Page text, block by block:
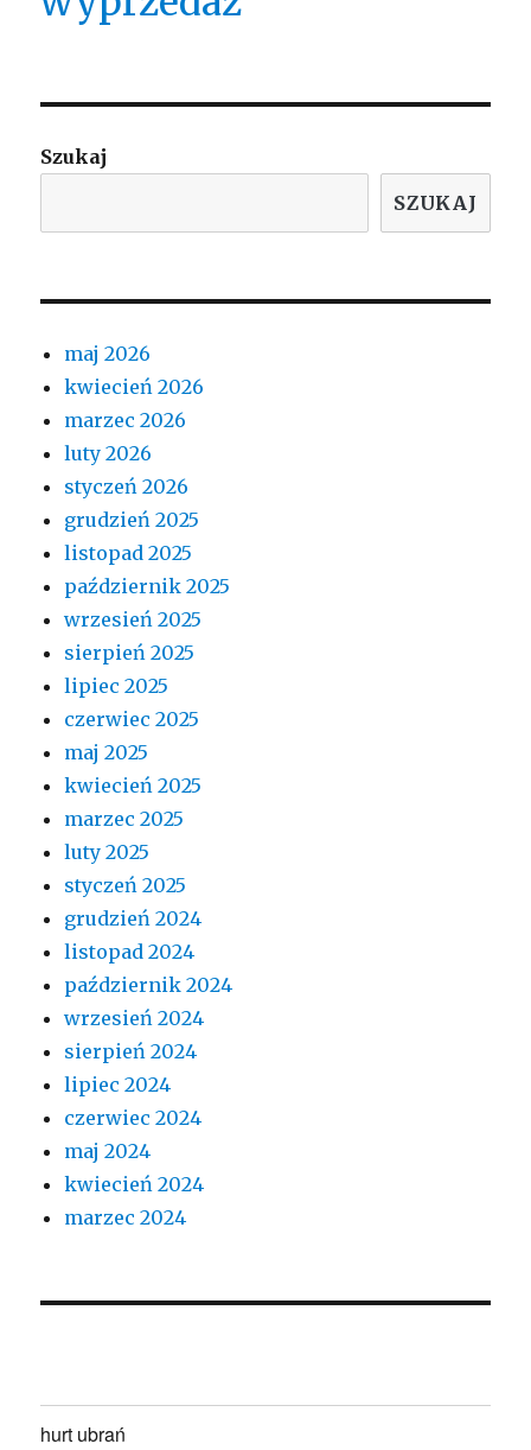
Szukaj
SZUKAJ
maj 2026
kwiecień 2026
marzec 2026
luty 2026
styczeń 2026
grudzień 2025
listopad 2025
październik 2025
wrzesień 2025
sierpień 2025
lipiec 2025
czerwiec 2025
maj 2025
kwiecień 2025
marzec 2025
luty 2025
styczeń 2025
grudzień 2024
listopad 2024
październik 2024
wrzesień 2024
sierpień 2024
lipiec 2024
czerwiec 2024
maj 2024
kwiecień 2024
marzec 2024
hurt ubrań